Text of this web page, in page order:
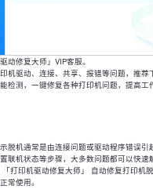
动修复大师」VIP客服。
机驱动、连接、共享、报错等问题，推荐
检测，一键修复各种打印机问题，提高工
脱机通常是由连接问题或驱动程序错误引
联机状态等步骤，大多数问题都可以快速
打印机驱动修复大师」 自动修复打印机
常使用。